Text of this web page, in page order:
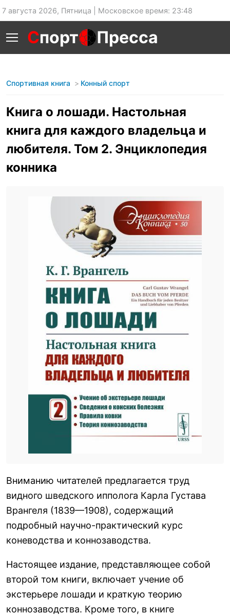
7 августа 2026, Пятница | Московское время: 23:48
Спорт Пресса
Спортивная книга Конный спорт
Книга о лошади. Настольная
книга для каждого владельца и
любителя. Том 2. Энциклопедия
конника
Вниманию читателей предлагается труд
видного шведского ипполога Карла Густава
Врангеля (1839—1908), содержащий
подробный научно-практический курс
коневодства и коннозаводства.
Настоящее издание, представляющее собой
второй том книги, включает учение об
экстерьере лошади и краткую теорию
коннозаводства. Кроме того, в книге